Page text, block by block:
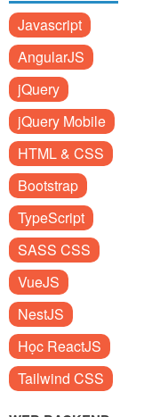
Javascript
AngularJS
jQuery
jQuery Mobile
HTML & CSS
Bootstrap
TypeScript
SASS CSS
VueJS
NestJS
Học ReactJS
Tailwind CSS